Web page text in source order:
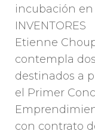
incubación en
INVENTORES
Etienne
contempla
destinados a
el Primer
con contrato